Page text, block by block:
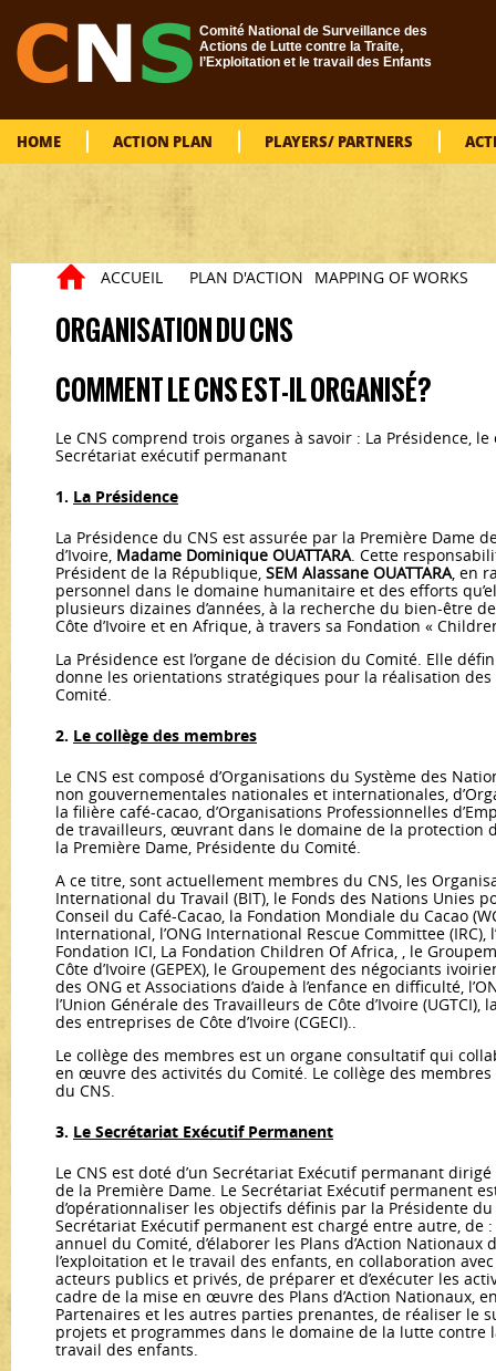
Comité National de Surveillance des
Actions de Lutte contre la Traite,
l’Exploitation et le travail des Enfants
HOME ACTION PLAN PLAYERS/ PARTNERS
You are here
ACCUEIL PLAN D'ACTION MAPPING OF WORKS
ORGANISATION DU CNS
COMMENT LE CNS EST-IL ORGANISÉ?
Le CNS comprend trois organes à savoir : La Présidence,
Secrétariat exécutif permanant
1. La Présidence
La Présidence du CNS est assurée par la Première Dame
d’Ivoire, Madame Dominique OUATTARA. Cette
Président de la République, SEM Alassane OUATTARA, en
personnel dans le domaine humanitaire et des efforts
plusieurs dizaines d’années, à la recherche du bien-être
Côte d’Ivoire et en Afrique, à travers sa Fondation «
La Présidence est l’organe de décision du Comité. Elle
donne les orientations stratégiques pour la réalisation des
Comité.
2. Le collège des membres
Le CNS est composé d’Organisations du Système des
non gouvernementales nationales et internationales,
la filière café-cacao, d’Organisations Professionnelles
de travailleurs, œuvrant dans le domaine de la protection
la Première Dame, Présidente du Comité.
A ce titre, sont actuellement membres du CNS, les
International du Travail (BIT), le Fonds des Nations Unies
Conseil du Café-Cacao, la Fondation Mondiale du Cacao
International, l’ONG International Rescue Committee (IRC),
Fondation ICI, La Fondation Children Of Africa, , le
Côte d’Ivoire (GEPEX), le Groupement des négociants
des ONG et Associations d’aide à l’enfance en difficulté,
l’Union Générale des Travailleurs de Côte d’Ivoire
des entreprises de Côte d’Ivoire (CGECI)..
Le collège des membres est un organe consultatif qui
en œuvre des activités du Comité. Le collège des
du CNS.
​​​​​​​​​​​​​​3. Le Secrétariat Exécutif Permanent
Le CNS est doté d’un Secrétariat Exécutif permanant
de la Première Dame. Le Secrétariat Exécutif permanent
d’opérationnaliser les objectifs définis par la Présidente
Secrétariat Exécutif permanent est chargé entre autre, de
annuel du Comité, d’élaborer les Plans d’Action
l’exploitation et le travail des enfants, en collaboration
acteurs publics et privés, de préparer et d’exécuter les
cadre de la mise en œuvre des Plans d’Action Nationaux,
Partenaires et les autres parties prenantes, de réaliser le
projets et programmes dans le domaine de la lutte contre
travail des enfants.